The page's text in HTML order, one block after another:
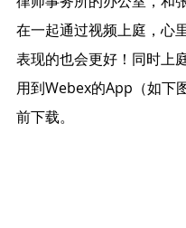
在一起通过视频上庭，心
表现的也会更好！同时上
用到Webex的App（如下
前下载。